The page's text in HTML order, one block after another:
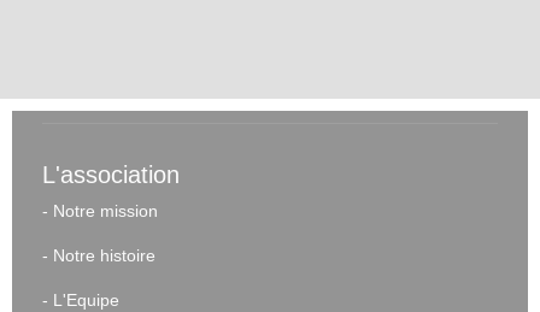
L'association
- Notre mission
- Notre histoire
- L'Equipe